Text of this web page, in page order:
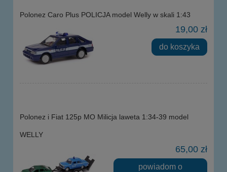
Polonez Caro Plus POLICJA model Welly w skali 1:43
19,00 zł
do koszyka
Polonez i Fiat 125p MO Milicja laweta 1:34-39 model
WELLY
65,00 zł
powiadom o